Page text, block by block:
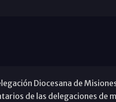
Diocesana de
de las delegaciones de